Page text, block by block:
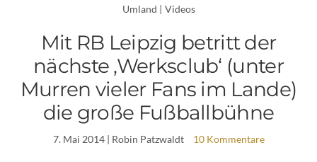
Umland | Videos
Mit RB Leipzig betritt der
nächste ‚Werksclub‘ (unter
Murren vieler Fans im Lande)
die große Fußballbühne
7. Mai 2014| Robin Patzwaldt 10 Kommentare